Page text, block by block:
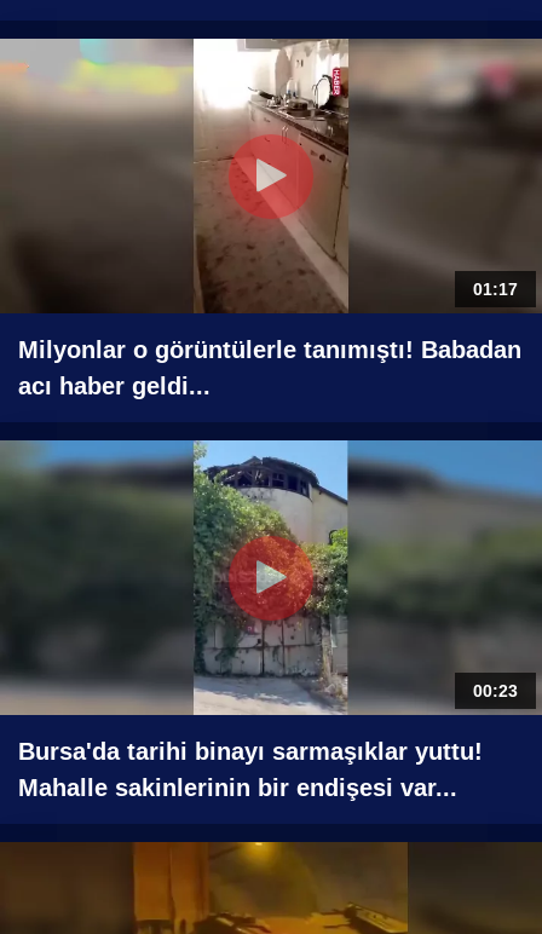
01:17
Milyonlar o görüntülerle tanımıştı! Babadan
acı haber geldi...
00:23
Bursa'da tarihi binayı sarmaşıklar yuttu!
Mahalle sakinlerinin bir endişesi var...